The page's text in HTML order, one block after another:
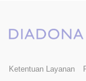
Ketentuan Layanan